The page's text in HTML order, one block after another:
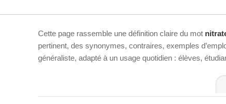
Cette page rassemble une définition claire du mot
pertinent, des synonymes, contraires, exemples
généraliste, adapté à un usage quotidien : élèves,